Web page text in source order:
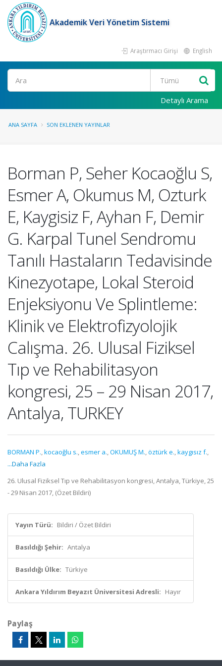
Akademik Veri Yönetim Sistemi
Araştırmacı Girişi English
Ara
Detaylı Arama
ANA SAYFA SON EKLENEN YAYINLAR
Borman P, Seher Kocaoğlu S,
Esmer A, Okumus M, Ozturk
E, Kaygisiz F, Ayhan F, Demir
G. Karpal Tunel Sendromu
Tanılı Hastaların Tedavisinde
Kinezyotape, Lokal Steroid
Enjeksiyonu Ve Splintleme:
Klinik ve Elektrofizyolojik
Calışma. 26. Ulusal Fiziksel
Tıp ve Rehabilitasyon
kongresi, 25 – 29 Nisan 2017,
Antalya, TURKEY
BORMAN P.,kocaoğlu s.,esmer a.,OKUMUŞ M.,öztürk e.,kaygısız f.,
...Daha Fazla
26. Ulusal Fiziksel Tıp ve Rehabilitasyon kongresi, Antalya, Türkiye, 25
- 29 Nisan 2017, (Özet Bildiri)
Yayın Türü: Bildiri / Özet Bildiri
Basıldığı Şehir: Antalya
Basıldığı Ülke: Türkiye
Ankara Yıldırım Beyazıt Üniversitesi Adresli: Hayır
Paylaş